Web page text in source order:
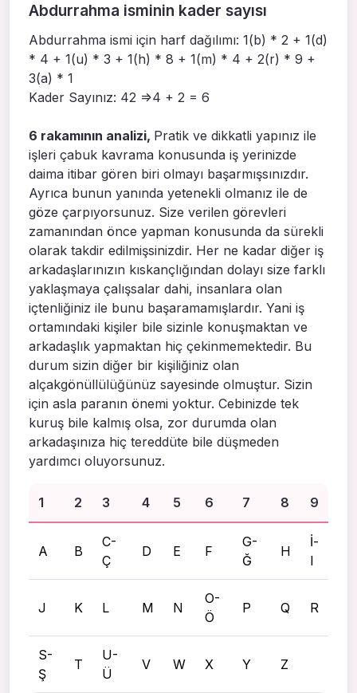
Abdurrahma isminin kader sayısı
Abdurrahma ismi için harf dağılımı: 1(b) * 2 + 1(d)
* 4 + 1(u) * 3 + 1(h) * 8 + 1(m) * 4 + 2(r) * 9 +
3(a) * 1
Kader Sayınız: 42 =>4 + 2 = 6
6 rakamının analizi, Pratik ve dikkatli yapınız ile
işleri çabuk kavrama konusunda iş yerinizde
daima itibar gören biri olmayı başarmışsınızdır.
Ayrıca bunun yanında yetenekli olmanız ile de
göze çarpıyorsunuz. Size verilen görevleri
zamanından önce yapman konusunda da sürekli
olarak takdir edilmişsinizdir. Her ne kadar diğer iş
arkadaşlarınızın kıskançlığından dolayı size farklı
yaklaşmaya çalışsalar dahi, insanlara olan
içtenliğiniz ile bunu başaramamışlardır. Yani iş
ortamındaki kişiler bile sizinle konuşmaktan ve
arkadaşlık yapmaktan hiç çekinmemektedir. Bu
durum sizin diğer bir kişiliğiniz olan
alçakgönüllülüğünüz sayesinde olmuştur. Sizin
için asla paranın önemi yoktur. Cebinizde tek
kuruş bile kalmış olsa, zor durumda olan
arkadaşınıza hiç tereddüte bile düşmeden
yardımcı oluyorsunuz.
1 2 3 4 5 6 7 8 9
A B
C-
Ç
D E F
G-
Ğ
H
İ-
I
J K L M N
O-
Ö
P Q R
S-
Ş
T
U-
Ü
V W X Y Z